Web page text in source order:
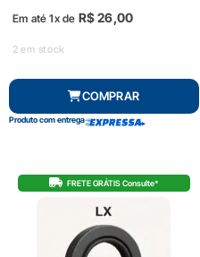
Em até 1x de R$26,00
2 em stock
COMPRAR
Produto com entrega
FRETE GRÁTIS Consulte*